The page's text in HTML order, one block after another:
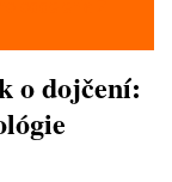
o dojčení: